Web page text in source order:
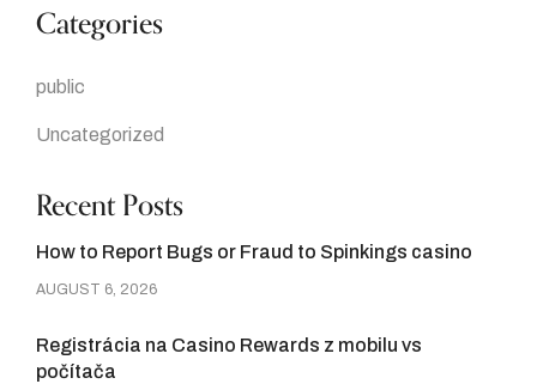
Categories
public
Uncategorized
Recent Posts
How to Report Bugs or Fraud to Spinkings casino
AUGUST 6, 2026
Registrácia na Casino Rewards z mobilu vs
počítača